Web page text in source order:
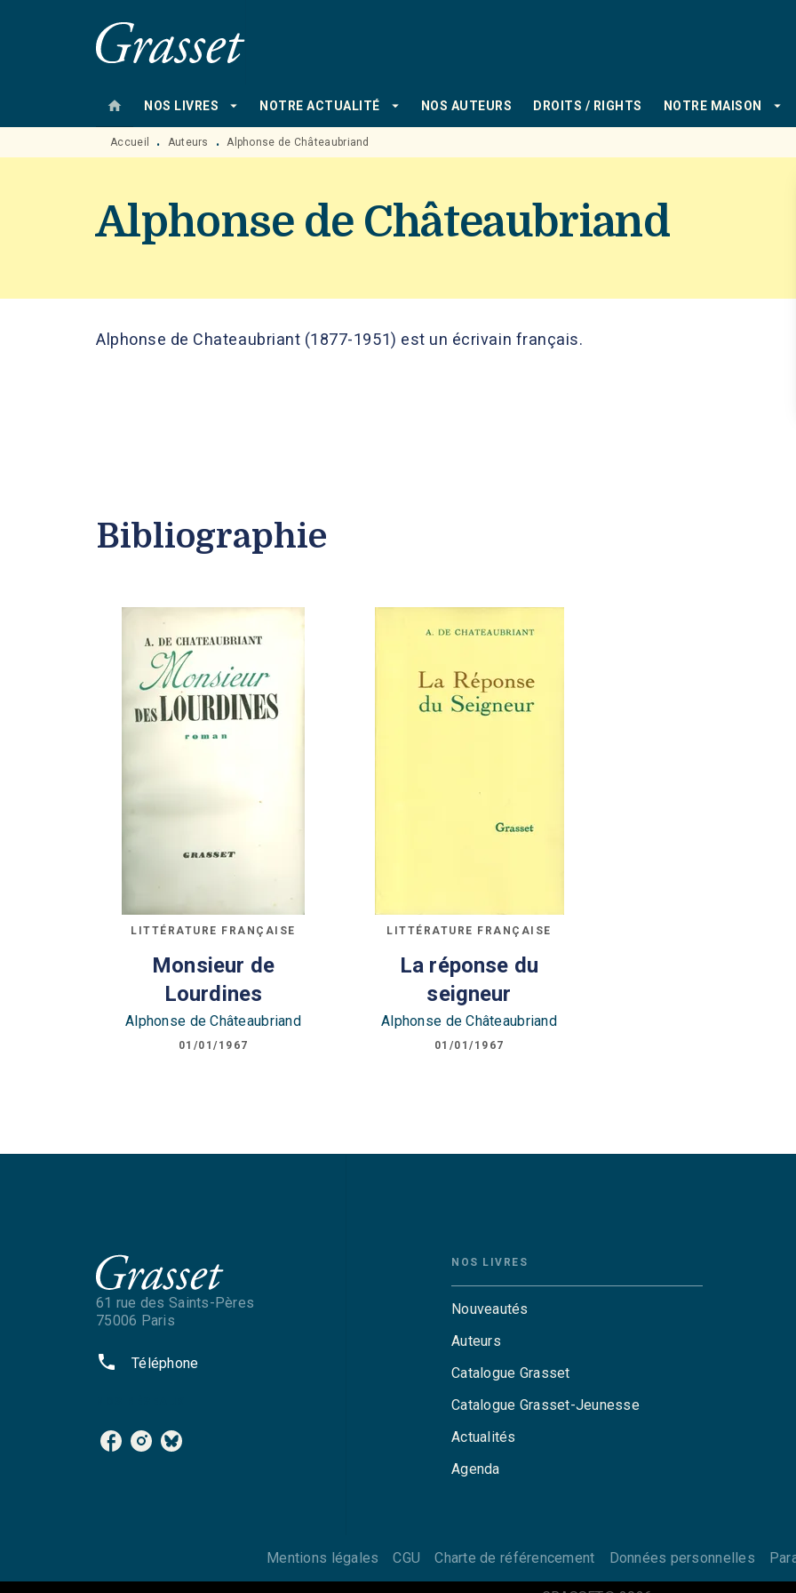
MENU RECHERCHE
home NOS LIVRES arrow_drop_down NOTRE ACTUALITÉ arrow_drop_down NOS AUTEURS DROITS / RIGHTS NOTRE MAISON arrow_drop_down
Accueil • Auteurs • Alphonse de Châteaubriand
Alphonse de Châteaubriand
Alphonse de Chateaubriant (1877-1951) est un écrivain français.
Bibliographie
LITTÉRATURE FRANÇAISE
Monsieur de
Lourdines
Alphonse de Châteaubriand
01/01/1967
LITTÉRATURE FRANÇAISE
La réponse du
seigneur
Alphonse de Châteaubriand
01/01/1967
61 rue des Saints-Pères
75006 Paris
phone Téléphone
NOS LIVRES
Nouveautés
Auteurs
Catalogue Grasset
Catalogue Grasset-Jeunesse
Actualités
Agenda
Mentions légales CGU Charte de référencement Données personnelles